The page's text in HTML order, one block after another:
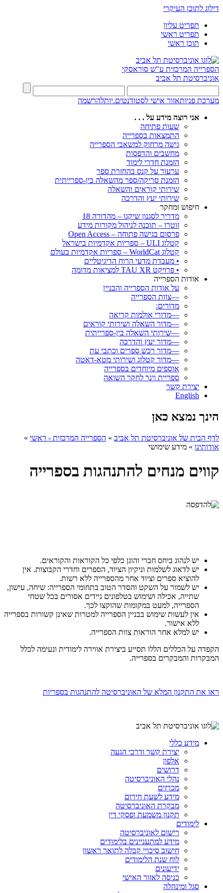
דילוג לתוכן העיקרי
תפריט עליון
תפריט ראשי
תוכן ראשי
הספרייה המרכזית ע"ש סוראסקי
אוניברסיטת תל אביב
מערכת פניותאזור אישי לסטודנטים.יותלהרשמה
אני רוצה מידע על . . .
שעות פתיחה
התמצאות בספרייה
גישה מרחוק למשאבי הספרייה
מחשבים והדפסות
הזמנת חדרי לימוד
ערעור על קנס בהחזרת ספר
הזמנת סריקה/ספר מהשאלה בין-ספרייתית
שירותי קוראים והשאלה
שירותי יעץ והדרכה
חיפוש ומחקר
מדריך לסגנון שיקגו – מהדורה 18
זוטרו – תוכנה לניהול מקורות מידע
פרסום בגישה פתוחה – Open Access
קטלוג ULI – ספריות אקדמיות בישראל
קטלוג WorldCat – ספריות אקדמיות בעולם
• מעבדת מדעי הרוח הדיגיטליים
• פרויקט TAU XR למציאות מדומה
אודות הספרייה
על אודות הספרייה והבניין
—צוות הספרייה
מדורים:
—מדורי אולמות קריאה
—מדור השאלה ושירותי קוראים
—שירותי השאלה בין-ספרייתית
—מדור יעץ והדרכה
—מדור רכש ספרים וכתבי עת
—מדור קטלוג ושירותי מטא-דאטה
אוספים מיוחדים בספרייה
ספריית וינר לחקר השואה
יצירת קשר
English
הינך נמצא כאן
לדף הבית של אוניברסיטת תל אביב » הספרייה המרכזית - ראשי »
אודותינו » מידע שימושי
קווים מנחים להתנהגות בספרייה
יש לנהוג ביחס חברי והוגן כלפי כל הקוראות והקוראים.
יש לדאוג לשלמות וניקיון הציוד, הספרים וחדרי הקבוצות. אין
להוציא ספרים וציוד אחר מהספרייה ללא רשות.
יש לשמור על השקט והסדר הטוב בתחומי הספרייה: שיחה, עישון,
שתייה, אכילה ושימוש בטלפונים ניידים אסורים בכל שטחי
הספרייה, למעט במקומות שהוקצו לכך.
אין לעשות שימוש בבניין הספרייה למטרות שאינן קשורות בספרייה
ללא אישור.
יש למלא אחר הוראות צוות הספרייה.
הקפדה על הכללים הללו תסייע ביצירת אווירה לימודית ונעימה לכלל
המבקרות והמבקרים בספרייה.
ראו את התקנון המלא של האוניברסיטה להתנהגות בספריות
מידע כללי
יצירת קשר ודרכי הגעה
אלפון
דרושים
נהלי האוניברסיטה
מכרזים
מידע לשעת חירום
מבקרת האוניברסיטה
תקנון משמעת ופסקי דין
לימודים
רישום לאוניברסיטה
מידע למתעניינים בלימודים
חישוב סיכויי קבלה לתואר ראשון
לוח שנת הלימודים
ידיעונים
כניסה לאזור האישי
סגל ומינהלה